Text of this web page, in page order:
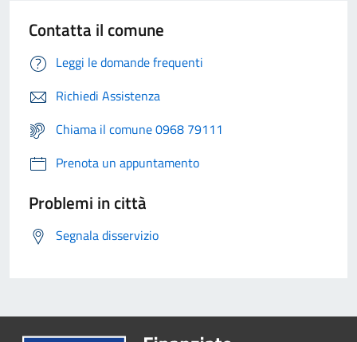
Contatta il comune
Leggi le domande frequenti
Richiedi Assistenza
Chiama il comune 0968 79111
Prenota un appuntamento
Problemi in città
Segnala disservizio